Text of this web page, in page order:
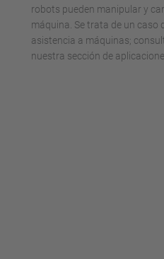
robots pueden manipular y
máquina. Se trata de un caso
asistencia a máquinas;
nuestra sección de